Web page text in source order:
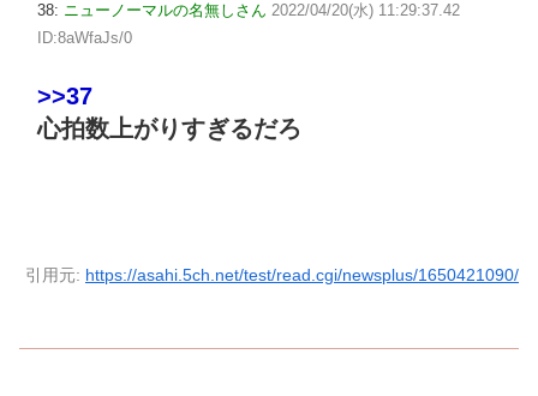
38: ニューノーマルの名無しさん 2022/04/20(水) 11:29:37.42
ID:8aWfaJs/0
>>37
心拍数上がりすぎるだろ
引用元: https://asahi.5ch.net/test/read.cgi/newsplus/1650421090/